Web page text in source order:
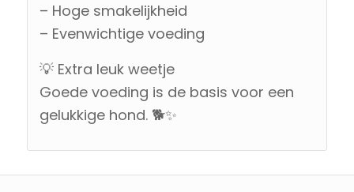
– Hoge smakelijkheid
– Evenwichtige voeding
💡 Extra leuk weetje
Goede voeding is de basis voor een
gelukkige hond. 🐕✨